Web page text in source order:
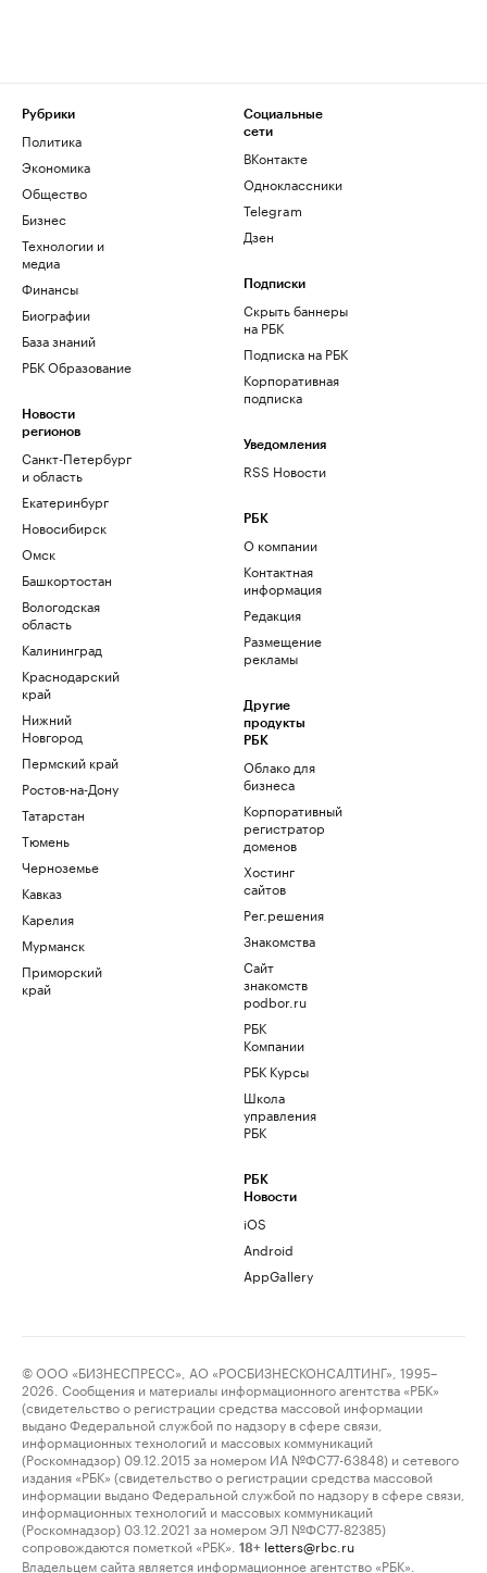
Рубрики
Политика
Экономика
Общество
Бизнес
Технологии и
медиа
Финансы
Биографии
База знаний
РБК Образование
Новости
регионов
Санкт-Петербург
и область
Екатеринбург
Новосибирск
Омск
Башкортостан
Вологодская
область
Калининград
Краснодарский
край
Нижний
Новгород
Пермский край
Ростов-на-Дону
Татарстан
Тюмень
Черноземье
Кавказ
Карелия
Мурманск
Приморский
край
Социальные
сети
ВКонтакте
Одноклассники
Telegram
Дзен
Подписки
Скрыть баннеры
на РБК
Подписка на РБК
Корпоративная
подписка
Уведомления
RSS Новости
РБК
О компании
Контактная
информация
Редакция
Размещение
рекламы
Другие
продукты
РБК
Облако для
бизнеса
Корпоративный
регистратор
доменов
Хостинг
сайтов
Рег.решения
Знакомства
Сайт
знакомств
podbor.ru
РБК
Компании
РБК Курсы
Школа
управления
РБК
РБК
Новости
iOS
Android
AppGallery
© ООО «БИЗНЕСПРЕСС», АО «РОСБИЗНЕСКОНСАЛТИНГ», 1995–
2026. Сообщения и материалы информационного агентства «РБК»
(свидетельство о регистрации средства массовой информации
выдано Федеральной службой по надзору в сфере связи,
информационных технологий и массовых коммуникаций
(Роскомнадзор) 09.12.2015 за номером ИА №ФС77-63848) и сетевого
издания «РБК» (свидетельство о регистрации средства массовой
информации выдано Федеральной службой по надзору в сфере связи,
информационных технологий и массовых коммуникаций
(Роскомнадзор) 03.12.2021 за номером ЭЛ №ФС77-82385)
сопровождаются пометкой «РБК».
18+ letters@rbc.ru
Владельцем сайта является информационное агентство «РБК».